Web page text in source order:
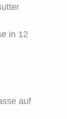
in 12
auf